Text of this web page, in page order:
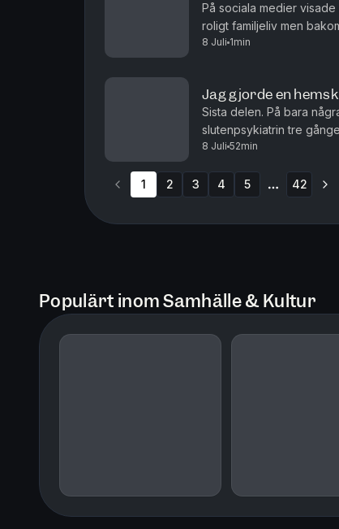
På sociala medier
roligt familjeliv men
av tortyrliknande
8 Juli 1min
Jag gjorde en
Sista delen. På bara
slutenpsykiatrin tre
hon inte är sig själv, utan
8 Juli 52min
1 2 3 4 5 42
Populärt inom Samhälle & Kultur